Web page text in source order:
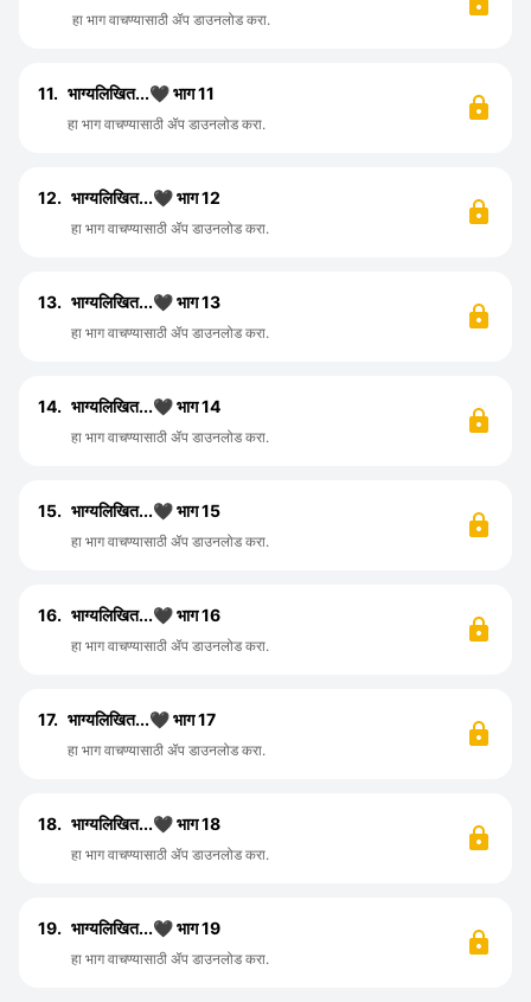
हा भाग वाचण्यासाठी ॲप डाउनलोड करा.
11. भाग्यलिखित...🖤 भाग 11
हा भाग वाचण्यासाठी ॲप डाउनलोड करा.
12. भाग्यलिखित...🖤 भाग 12
हा भाग वाचण्यासाठी ॲप डाउनलोड करा.
13. भाग्यलिखित...🖤 भाग 13
हा भाग वाचण्यासाठी ॲप डाउनलोड करा.
14. भाग्यलिखित...🖤 भाग 14
हा भाग वाचण्यासाठी ॲप डाउनलोड करा.
15. भाग्यलिखित...🖤 भाग 15
हा भाग वाचण्यासाठी ॲप डाउनलोड करा.
16. भाग्यलिखित...🖤 भाग 16
हा भाग वाचण्यासाठी ॲप डाउनलोड करा.
17. भाग्यलिखित...🖤 भाग 17
हा भाग वाचण्यासाठी ॲप डाउनलोड करा.
18. भाग्यलिखित...🖤 भाग 18
हा भाग वाचण्यासाठी ॲप डाउनलोड करा.
19. भाग्यलिखित...🖤 भाग 19
हा भाग वाचण्यासाठी ॲप डाउनलोड करा.